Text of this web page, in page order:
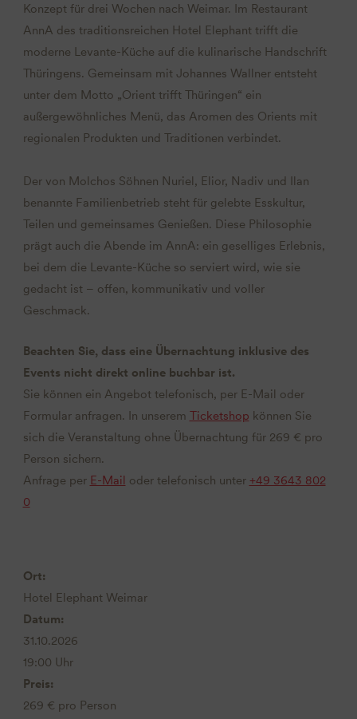
Konzept für drei Wochen nach Weimar. Im Restaurant
AnnA des traditionsreichen Hotel Elephant trifft die
moderne Levante-Küche auf die kulinarische Handschrift
Thüringens. Gemeinsam mit Johannes Wallner entsteht
unter dem Motto „Orient trifft Thüringen“ ein
außergewöhnliches Menü, das Aromen des Orients mit
regionalen Produkten und Traditionen verbindet.
Der von Molchos Söhnen Nuriel, Elior, Nadiv und Ilan
benannte Familienbetrieb steht für gelebte Esskultur,
Teilen und gemeinsames Genießen. Diese Philosophie
prägt auch die Abende im AnnA: ein geselliges Erlebnis,
bei dem die Levante-Küche so serviert wird, wie sie
gedacht ist – offen, kommunikativ und voller
Geschmack.
Beachten Sie, dass eine Übernachtung inklusive des
Events nicht direkt online buchbar ist.
Sie können ein Angebot telefonisch, per E-Mail oder
Formular anfragen. In unserem Ticketshop können Sie
sich die Veranstaltung ohne Übernachtung für 269 € pro
Person sichern.
Anfrage per E-Mail oder telefonisch unter +49 3643 802
0
Ort:
Hotel Elephant Weimar
Datum:
31.10.2026
19:00 Uhr
Preis:
269 € pro Person